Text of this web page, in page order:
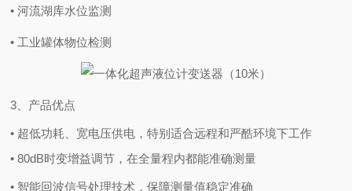
• 河流湖库水位监测
• 工业罐体物位检测
3、产品优点
• 超低功耗、宽电压供电，特别适合远程和严酷环境下工作
• 80dB时变增益调节，在全量程内都能准确测量
• 智能回波信号处理技术，保障测量值稳定准确